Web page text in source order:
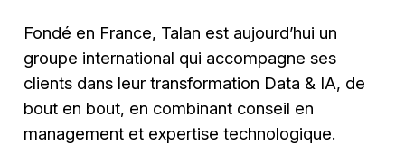
Fondé en France, Talan est aujourd’hui un
groupe international qui accompagne ses
clients dans leur transformation Data & IA, de
bout en bout, en combinant conseil en
management et expertise technologique.